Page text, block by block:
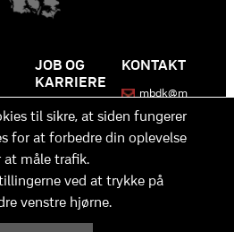
JOB OG
KARRIERE
Bliv en del
af MBDK
Vores
team
og
udvikling
KONTAKT
mbdk@m
til sikre, at siden fungerer
for at forbedre din oplevelse
måle trafik.
ved at trykke på
venstre hjørne.